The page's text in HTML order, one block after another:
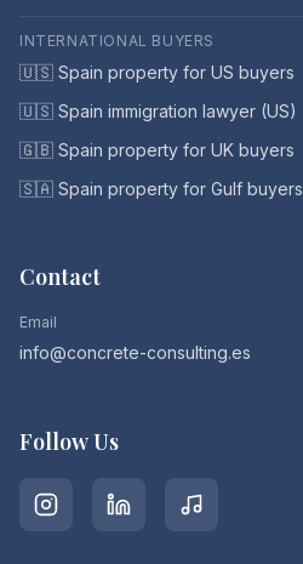
INTERNATIONAL BUYERS
🇺🇸 Spain property for US buyers
🇺🇸 Spain immigration lawyer (US)
🇬🇧 Spain property for UK buyers
🇸🇦 Spain property for Gulf buyers
Contact
Email
info@concrete-consulting.es
Follow Us